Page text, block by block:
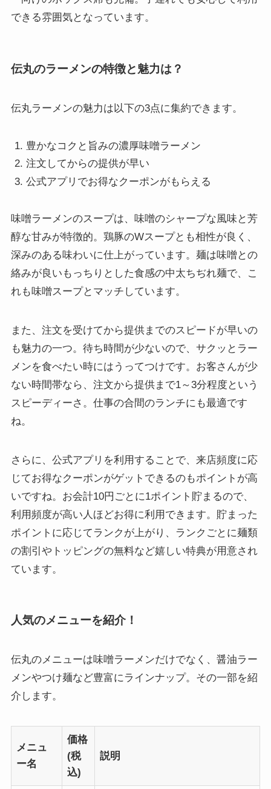
できる雰囲気となっています。
伝丸のラーメンの特徴と魅力は？
伝丸ラーメンの魅力は以下の3点に集約できます。
豊かなコクと旨みの濃厚味噌ラーメン
注文してからの提供が早い
公式アプリでお得なクーポンがもらえる
味噌ラーメンのスープは、味噌のシャープな風味と芳
醇な甘みが特徴的。鶏豚のWスープとも相性が良く、
深みのある味わいに仕上がっています。麺は味噌との
絡みが良いもっちりとした食感の中太ちぢれ麺で、こ
れも味噌スープとマッチしています。
また、注文を受けてから提供までのスピードが早いの
も魅力の一つ。待ち時間が少ないので、サクッとラー
メンを食べたい時にはうってつけです。お客さんが少
ない時間帯なら、注文から提供まで1～3分程度という
スピーディーさ。仕事の合間のランチにも最適です
ね。
さらに、公式アプリを利用することで、来店頻度に応
じてお得なクーポンがゲットできるのもポイントが高
いですね。お会計10円ごとに1ポイント貯まるので、
利用頻度が高い人ほどお得に利用できます。貯まった
ポイントに応じてランクが上がり、ランクごとに麺類
の割引やトッピングの無料など嬉しい特典が用意され
ています。
人気のメニューを紹介！
伝丸のメニューは味噌ラーメンだけでなく、醤油ラー
メンやつけ麺など豊富にラインナップ。その一部を紹
介します。
メニュ
ー名
価格
(税
込)
説明